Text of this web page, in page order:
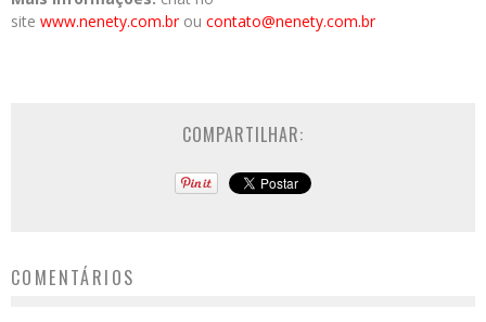
site www.nenety.com.brou contato@nenety.com.br
COMPARTILHAR:
COMENTÁRIOS